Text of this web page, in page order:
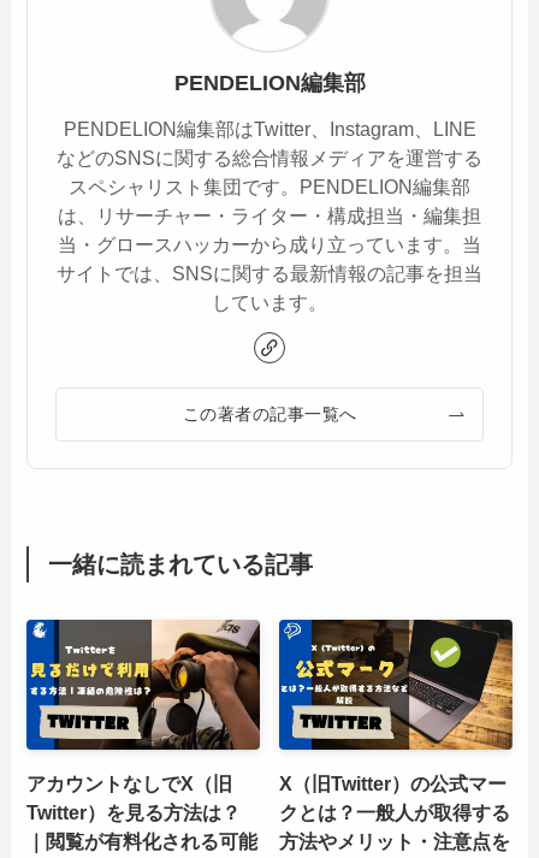
PENDELION編集部
PENDELION編集部はTwitter、Instagram、LINE
などのSNSに関する総合情報メディアを運営する
スペシャリスト集団です。PENDELION編集部
は、リサーチャー・ライター・構成担当・編集担
当・グロースハッカーから成り立っています。当
サイトでは、SNSに関する最新情報の記事を担当
しています。
この著者の記事一覧へ
一緒に読まれている記事
アカウントなしでX（旧
Twitter）を見る方法は？
｜閲覧が有料化される可能
X（旧Twitter）の公式マー
クとは？一般人が取得する
方法やメリット・注意点を